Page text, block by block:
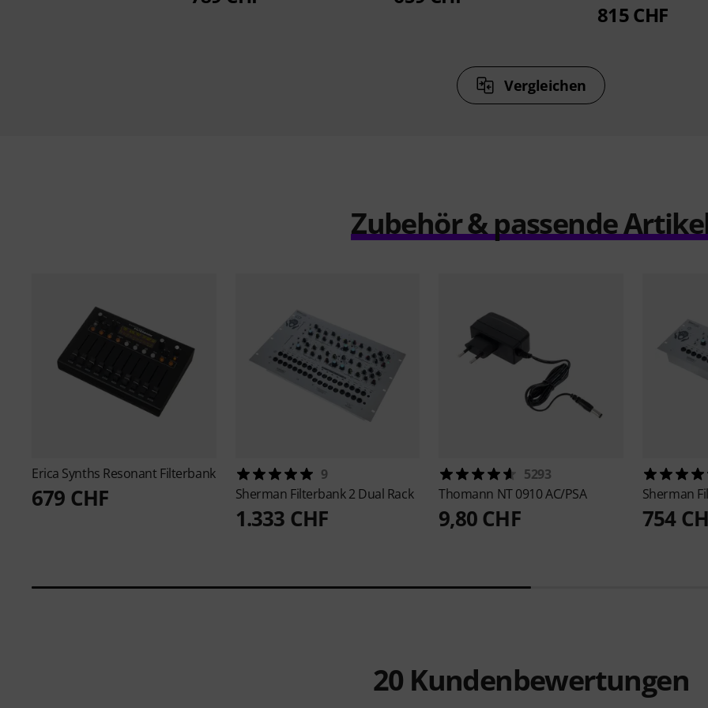
815 CHF
Vergleichen
Zubehör & passende
Erica Synths Resonant Filterbank
679 CHF
9
Sherman Filterbank 2 Dual Rack
1.333 CHF
5293
Thomann NT 0910 AC/PSA
9,80 CHF
Sherman
754
20 Kundenbewertungen